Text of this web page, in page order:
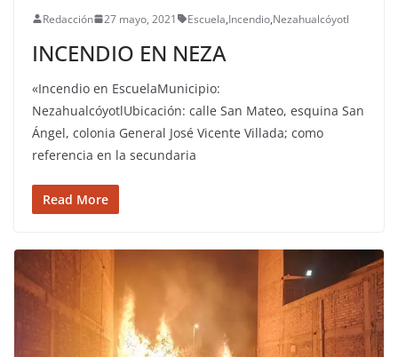
Redacción 27 mayo, 2021 Escuela,Incendio,Nezahualcóyotl
INCENDIO EN NEZA
«Incendio en EscuelaMunicipio:
NezahualcóyotlUbicación: calle San Mateo, esquina San
Ángel, colonia General José Vicente Villada; como
referencia en la secundaria
Read More